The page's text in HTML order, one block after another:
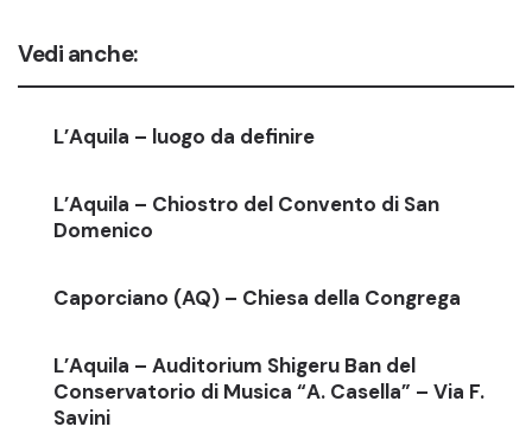
Vedi anche:
L’Aquila – luogo da definire
L’Aquila – Chiostro del Convento di San
Domenico
Caporciano (AQ) – Chiesa della Congrega
L’Aquila – Auditorium Shigeru Ban del
Conservatorio di Musica “A. Casella” – Via F.
Savini